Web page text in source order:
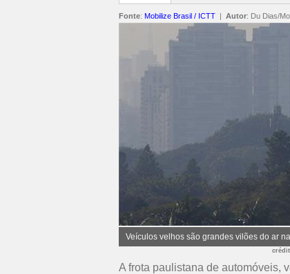
Fonte: Mobilize Brasil / ICTT | Autor: Du Dias/
Veículos velhos são grandes vilões do ar
A frota paulistana de automóveis,